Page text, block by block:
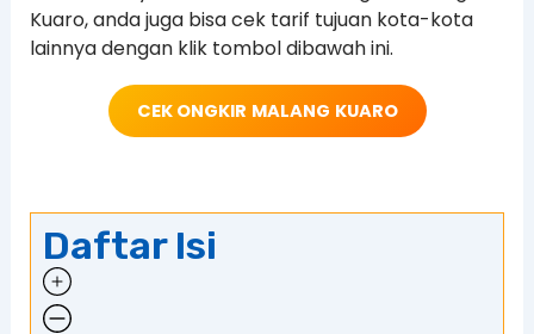
Kuaro, anda juga bisa cek tarif tujuan kota-kota
lainnya dengan klik tombol dibawah ini.
CEK ONGKIR MALANG KUARO
Daftar Isi